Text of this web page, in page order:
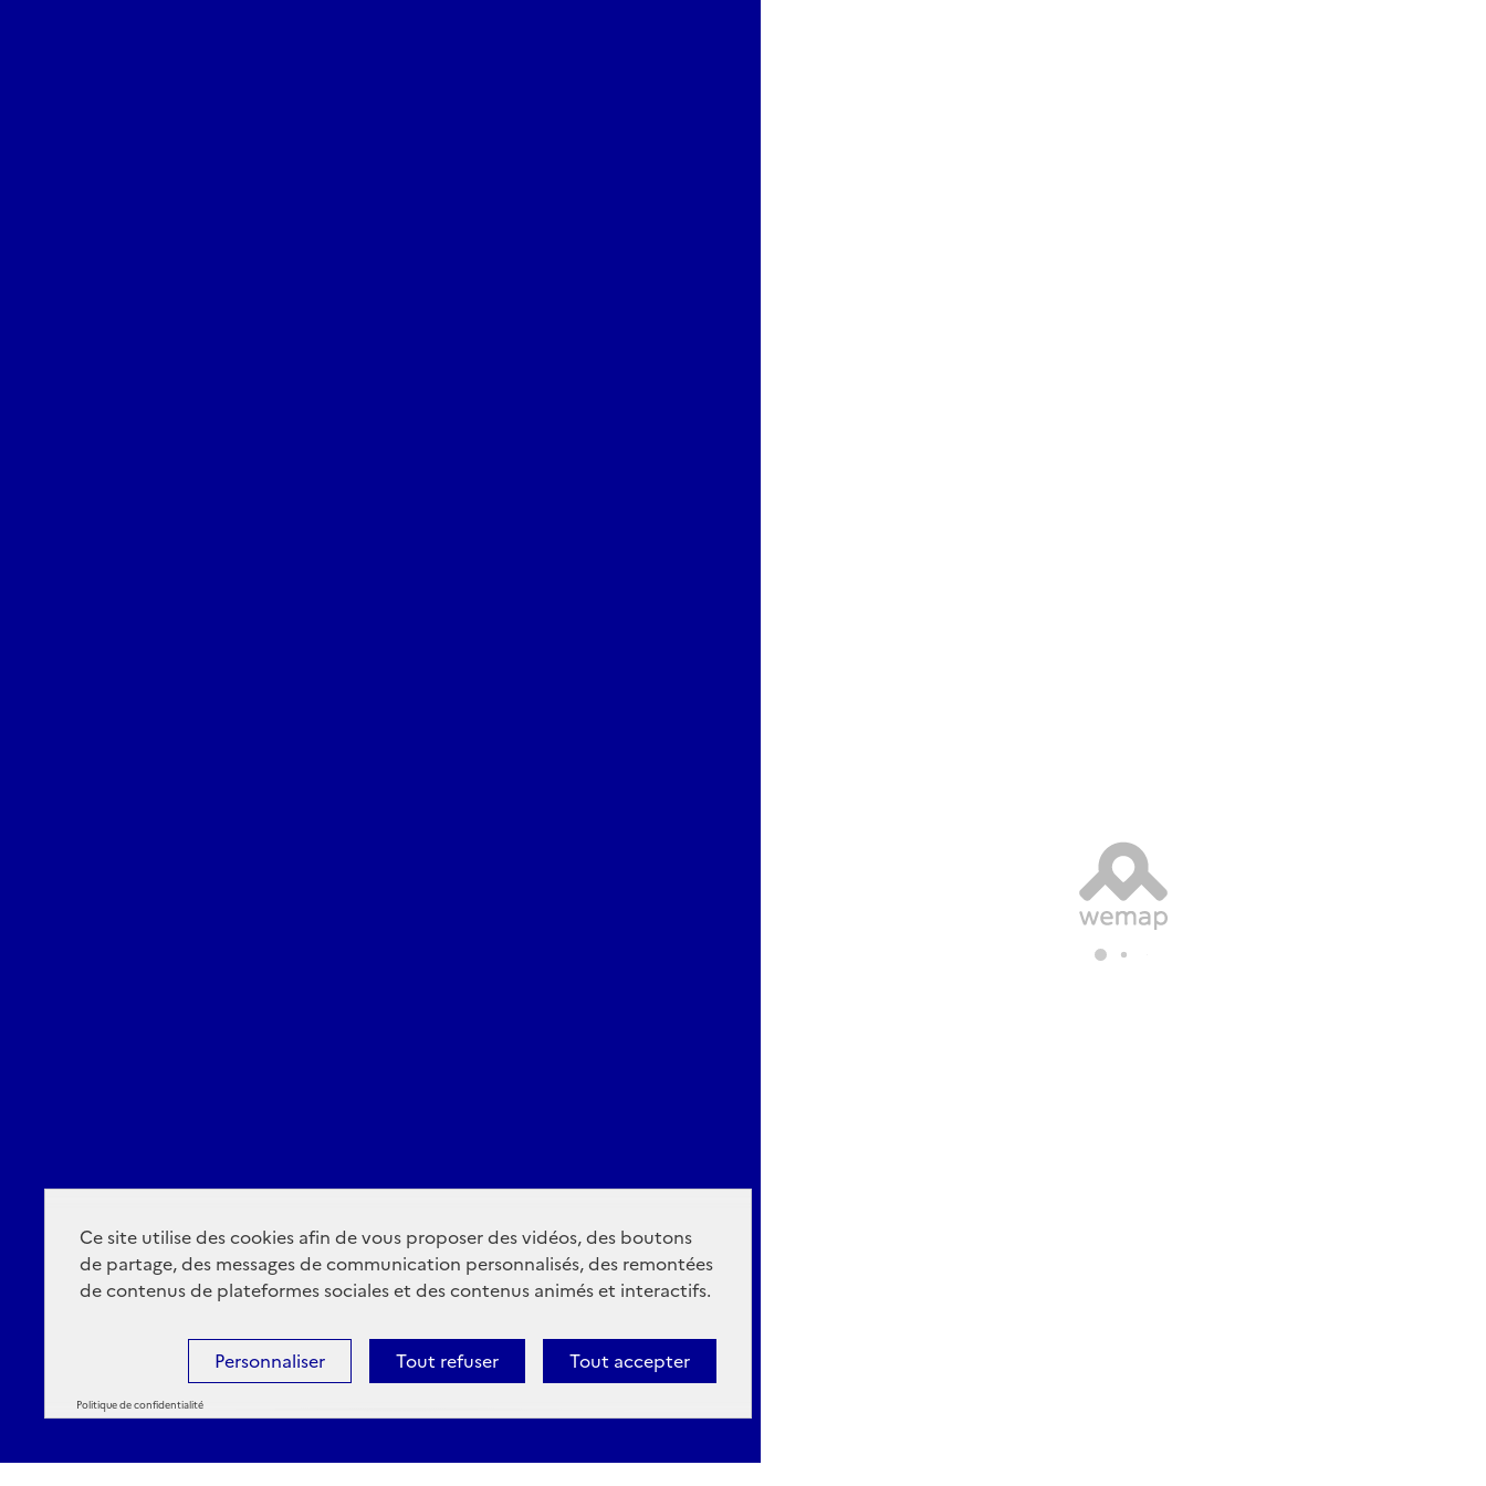
Ce site utilise des cookies afin de vous proposer des vidéos, des boutons
de partage, des messages de communication personnalisés, des remontées
de contenus de plateformes sociales et des contenus animés et interactifs.
Tout accepter
Tout refuser
Personnaliser
Politique de confidentialité